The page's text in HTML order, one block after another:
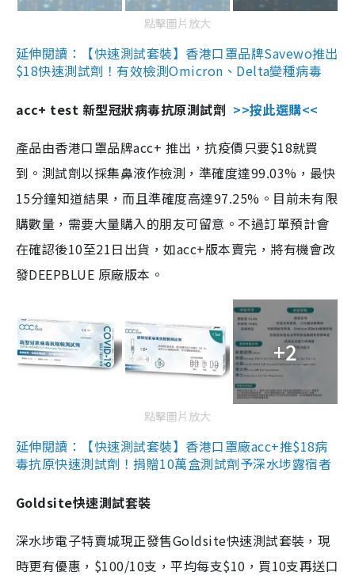
點擊圖片放大
延伸閱讀：【快速測試套裝】香港口罩品牌Savewo推出
$18快速測試劑！有效檢測Omicron、Delta變種病毒
acc+ test 新型冠狀病毒抗原測試劑 >>按此選購<<
產品由香港口罩品牌acc+ 推出，抗疫價只要$18就買
到。測試劑以採集鼻液作檢測，準確度達99.03%，最快
15分鐘知道結果，而且準確度高達97.25%。目前未有限
購數量，需要大量購入的朋友可留意。不過訂單預計會
在確認後10至21日出貨，如acc+版本賣完，將有機會改
發DEEPBLUE 原廠版本。
+2
點擊圖片放大
延伸閱讀：【快速測試套裝】香港口罩廠acc+推$18病
毒抗原快速測試劑！捐贈10萬盒測試劑予深水埗露宿者
Goldsite快速測試套裝
深水埗電子特賣城現正發售Goldsite快速測試套裝，現
時更有優惠，$100/10支，平均每支$10，買10支再送口